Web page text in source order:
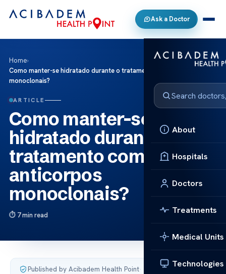
Ask a Doctor
About
Hospitals
Doctors
Treatments
Medical Units
Technologies
Home›
Como manter-se hidratado durante o tratamento com anticorpos
monoclonais?
ARTICLE
Como manter-se
hidratado durante o
tratamento com
anticorpos
monoclonais?
7 min read
Published by Acibadem Health Point·